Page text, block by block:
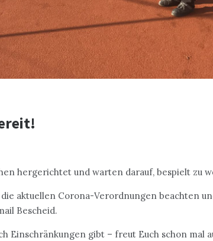
hergerichtet und warten darauf, bespielt zu
aktuellen Corona-Verordnungen beachten
Bescheid.
Einschränkungen gibt – freut Euch schon mal